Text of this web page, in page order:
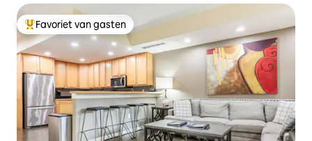
Topfavoriet van gasten
Favoriet van gasten